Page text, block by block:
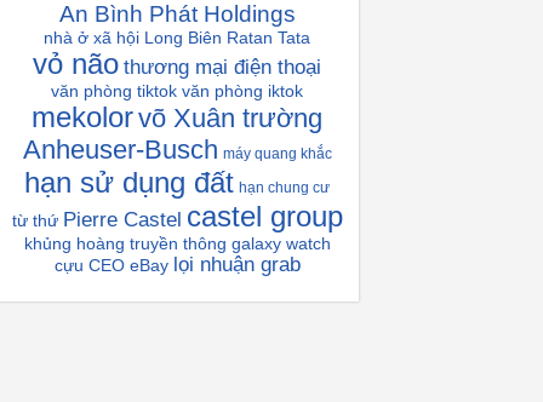
An Bình Phát Holdings
nhà ở xã hội Long Biên Ratan Tata
vỏ não thương mại điện thoại
văn phòng tiktok văn phòng iktok
mekolorvõ Xuân trường
Anheuser-Busch máy quang khắc
hạn sử dụng đất hạn chung cư
từ thứ Pierre Castel castel group
khủng hoàng truyền thông galaxy watch
cựu CEO eBay lọi nhuận grab